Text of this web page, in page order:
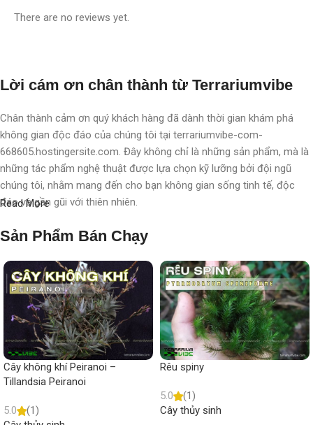
There are no reviews yet.
Lời cám ơn chân thành từ Terrariumvibe
Chân thành cảm ơn quý khách hàng đã dành thời gian khám phá
không gian độc đáo của chúng tôi tại terrariumvibe-com-
668605.hostingersite.com. Đây không chỉ là những sản phẩm, mà là
những tác phẩm nghệ thuật được lựa chọn kỹ lưỡng bởi đội ngũ
chúng tôi, nhằm mang đến cho bạn không gian sống tinh tế, độc
đáo và gần gũi với thiên nhiên.
Với chúng tôi, terrarium không chỉ là nghệ thuật, mà còn là một triết
chúng tôi chăm chút, chắp cánh cho từng không gian, từng cá nhân.
Mỗi sản phẩm không chỉ là một vật trang trí, mà còn là một hành
trình khám phá thiên nhiên tinh tế được thể hiện qua từng chi tiết
nhỏ.
Mong muốn nhỏ nhoi
Hy vọng rằng quý khách sẽ không chỉ trải nghiệm mua sắm, mà còn
nhận thức được vẻ đẹp và ý nghĩa sâu sắc đằng sau từng sản
phẩm, từng mẫu terrarium. Chúng tôi mong muốn rằng bạn sẽ tìm
Read More
Sản Phẩm Bán Chạy
Cây không khí Peiranoi –
Tillandsia Peiranoi
5.0
(1)
Rêu spiny
5.0
(1)
Cây thủy sinh